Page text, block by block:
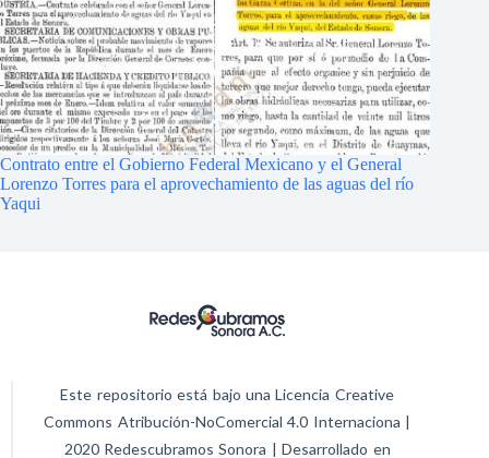
Contrato entre el Gobierno Federal Mexicano y el General
Lorenzo Torres para el aprovechamiento de las aguas del río
Yaqui
Este repositorio está bajo una Licencia Creative
Commons Atribución-NoComercial 4.0 Internaciona |
2020 Redescubramos Sonora | Desarrollado en